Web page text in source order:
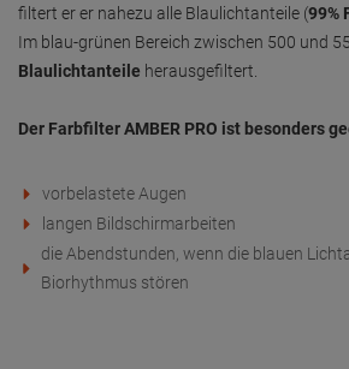
filtert er er nahezu alle Blaulichtanteile (99%
Im blau-grünen Bereich zwischen 500 und
Blaulichtanteile herausgefiltert.
Der Farbfilter AMBER PRO ist besonders
vorbelastete Augen
langen Bildschirmarbeiten
die Abendstunden, wenn die blauen
Biorhythmus stören